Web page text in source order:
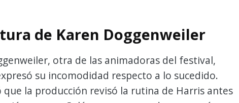
de Karen Doggenweiler
otra de las animadoras del festival,
su incomodidad respecto a lo sucedido.
que la producción revisó la rutina de Harris antes